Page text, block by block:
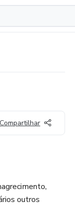
Compartilhar
outros